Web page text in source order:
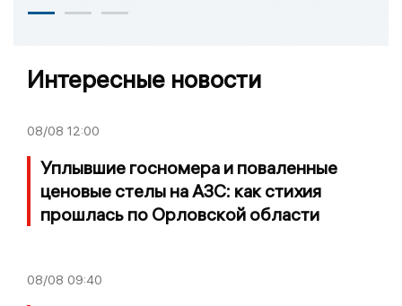
Интересные новости
08/08 12:00
Уплывшие госномера и поваленные
ценовые стелы на АЗС: как стихия
прошлась по Орловской области
08/08 09:40